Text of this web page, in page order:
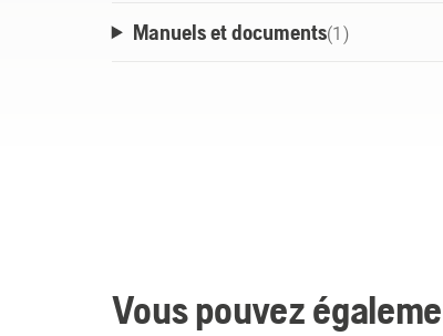
Manuels et documents(1 )
Vous pouvez